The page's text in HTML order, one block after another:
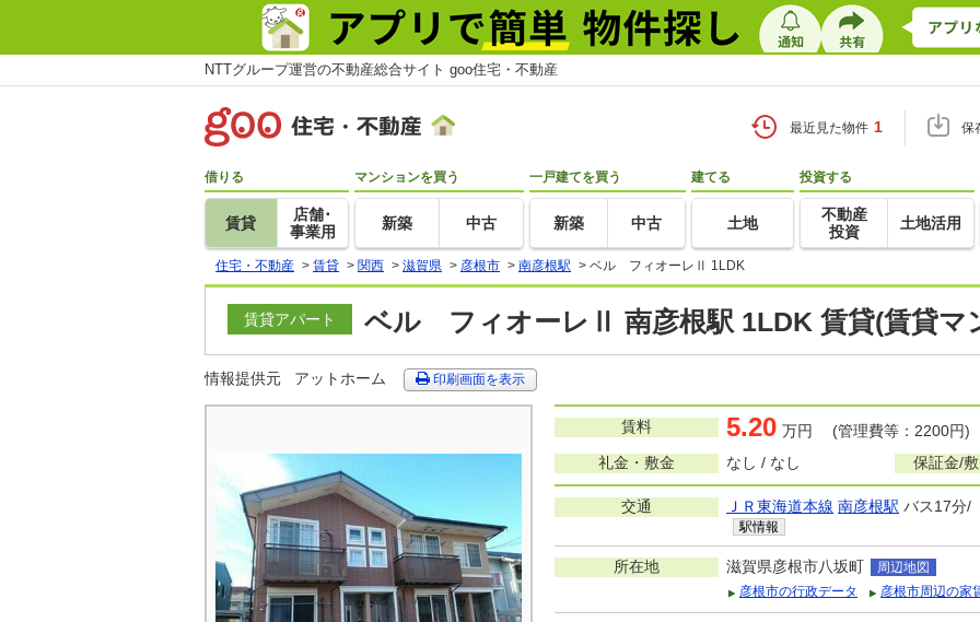
NTTグループ運営の不動産総合サイト goo住宅・不動産
最近見た物件 1 保
借りる
賃貸
店舗･
事業用
マンションを買う
新築 中古
一戸建てを買う
新築 中古
建てる
土地
投資する
不動産
投資
土地活用
住宅・不動産 > 賃貸 > 関西 > 滋賀県 > 彦根市 > 南彦根駅 > ベル フィオーレⅡ 1LDK
賃貸アパート ベル フィオーレⅡ 南彦根駅 1LDK 賃貸(賃貸マ
情報提供元 アットホーム 印刷画面を表示
賃料 5.20 万円 (管理費等：2200円)
礼金・敷金
なし / なし 保証金/
交通 ＪＲ東海道本線 南彦根駅 バス17分/
駅情報
所在地 滋賀県彦根市八坂町
周辺地図
彦根市の行政データ
彦根市周辺の家